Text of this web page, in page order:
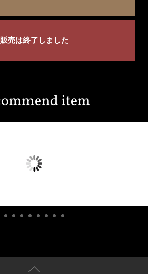
販売は終了しました